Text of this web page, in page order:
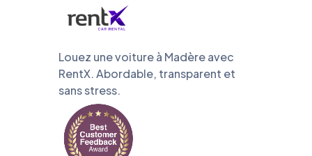
Louez une voiture à Madère avec
RentX. Abordable, transparent et
sans stress.